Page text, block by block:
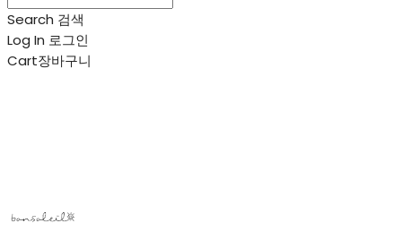
Search 검색
Log In 로그인
Cart장바구니